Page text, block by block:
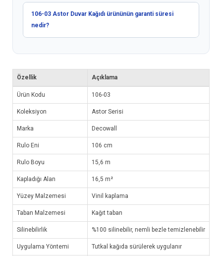
106-03 Astor Duvar Kağıdı ürününün garanti süresi
nedir?
Özellik Açıklama
Ürün Kodu 106-03
Koleksiyon Astor Serisi
Marka Decowall
Rulo Eni 106 cm
Rulo Boyu 15,6 m
Kapladığı Alan 16,5 m²
Yüzey Malzemesi Vinil kaplama
Taban Malzemesi Kağıt taban
Silinebilirlik %100 silinebilir, nemli bezle temizlenebilir
Uygulama Yöntemi Tutkal kağıda sürülerek uygulanır